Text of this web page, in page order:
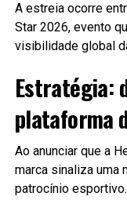
A estreia ocorre
Star 2026, evento
visibilidade global
Estratégia:
plataforma
Ao anunciar que a
marca sinaliza uma
patrocínio esportivo.